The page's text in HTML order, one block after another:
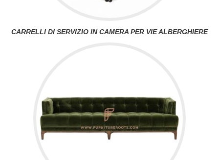
CARRELLI DI SERVIZIO IN CAMERA PER VIE ALBERGHIERE